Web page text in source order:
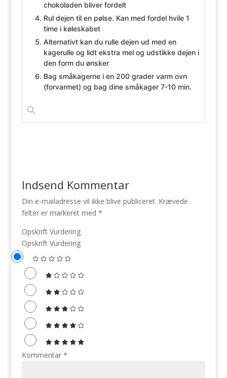
chokoladen bliver fordelt
Rul dejen til en pølse. Kan med fordel hvile 1
time i køleskabet
Alternativt kan du rulle dejen ud med en
kagerulle og lidt ekstra mel og udstikke dejen i
den form du ønsker
Bag småkagerne i en 200 grader varm ovn
(forvarmet) og bag dine småkager 7-10 min.
Indsend Kommentar
Din e-mailadresse vil ikke blive publiceret. Krævede
felter er markeret med *
Opskrift Vurdering
Opskrift Vurdering
Kommentar *